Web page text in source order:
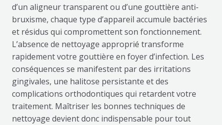
d’un aligneur transparent ou d’une gouttière anti-
bruxisme, chaque type d’appareil accumule bactéries
et résidus qui compromettent son fonctionnement.
L’absence de nettoyage approprié transforme
rapidement votre gouttière en foyer d’infection. Les
conséquences se manifestent par des irritations
gingivales, une halitose persistante et des
complications orthodontiques qui retardent votre
traitement. Maîtriser les bonnes techniques de
nettoyage devient donc indispensable pour tout